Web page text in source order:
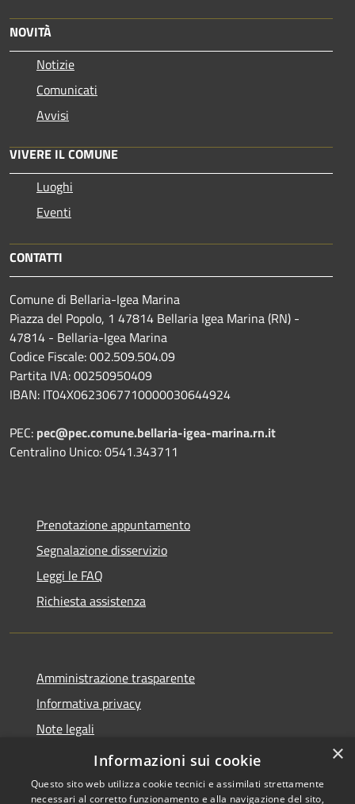
NOVITÀ
Notizie
Comunicati
Avvisi
VIVERE IL COMUNE
Luoghi
Eventi
CONTATTI
Comune di Bellaria-Igea Marina
Piazza del Popolo, 1 47814 Bellaria Igea Marina (RN) -
47814 - Bellaria-Igea Marina
Codice Fiscale: 002.509.504.09
Partita IVA: 00250950409
IBAN: IT04X0623067710000030644924
PEC: pec@pec.comune.bellaria-igea-marina.rn.it
Centralino Unico: 0541.343711
Prenotazione appuntamento
Segnalazione disservizio
Leggi le FAQ
Richiesta assistenza
Amministrazione trasparente
Informativa privacy
Note legali
Dichiarazione di accessibilità
×
Informazioni sui cookie
Questo sito web utilizza cookie tecnici e assimilati strettamente
necessari al corretto funzionamento e alla navigazione del sito,